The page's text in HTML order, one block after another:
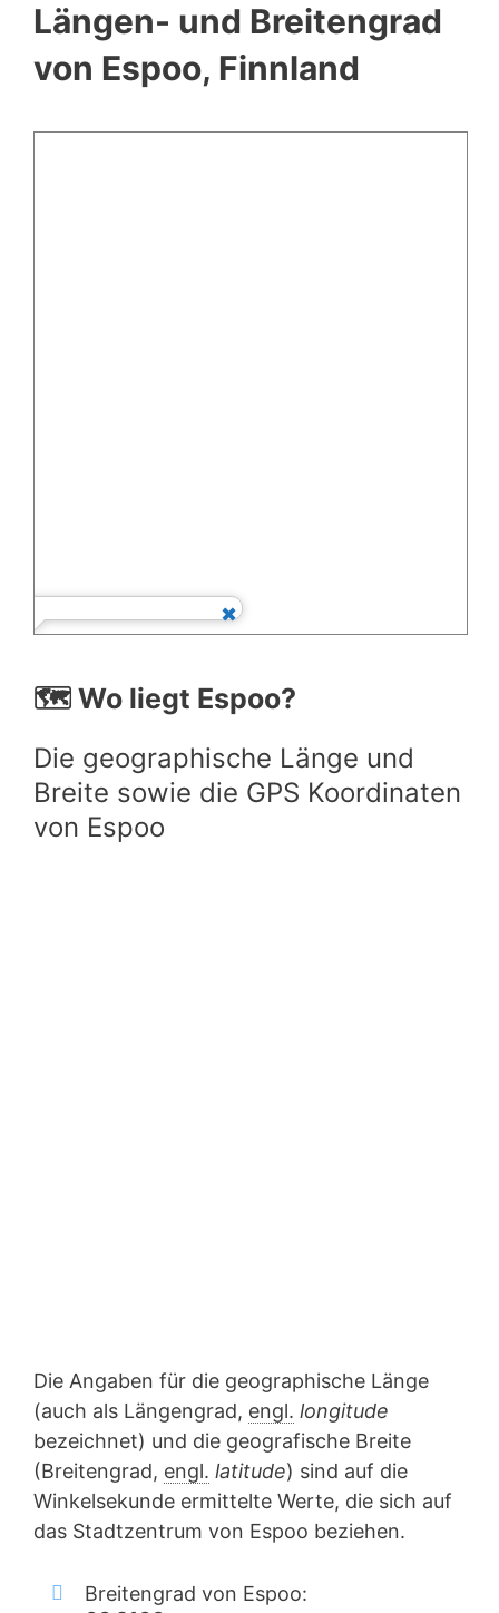
Längen- und Breitengrad
von Espoo, Finnland
🗺️ Wo liegt Espoo?
Die geographische Länge und
Breite sowie die GPS Koordinaten
von Espoo
Die Angaben für die geographische Länge
(auch als Längengrad, engl. longitude
bezeichnet) und die geografische Breite
(Breitengrad, engl. latitude) sind auf die
Winkelsekunde ermittelte Werte, die sich auf
das Stadtzentrum von Espoo beziehen.
Breitengrad von Espoo: